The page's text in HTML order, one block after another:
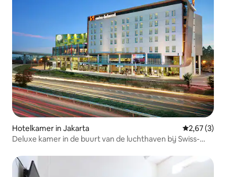
Hotelkamer in Jakarta
2,67 (3)
Deluxe kamer in de buurt van de luchthaven bij Swiss-